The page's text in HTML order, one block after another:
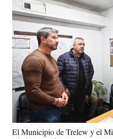
El Municipio de Trelew y el